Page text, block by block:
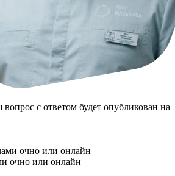
с ответом будет опубликован на
очно или онлайн